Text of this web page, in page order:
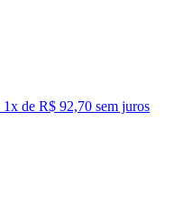
1x de R$ 92,70 sem juros